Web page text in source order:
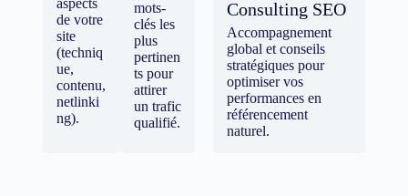
aspects
de votre
site
(techniq
ue,
contenu,
netlinki
ng).
mots-
clés les
plus
pertinen
ts pour
attirer
un trafic
qualifié.
Consulting SEO
Accompagnement
global et conseils
stratégiques pour
optimiser vos
performances en
référencement
naturel.